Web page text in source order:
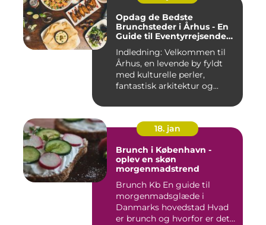
Opdag de Bedste
Brunchsteder i Århus - En
Guide til Eventyrrejsende
Indledning: Velkommen til
Århus, en levende by fyldt
med kulturelle perler,
fantastisk arkitektur og...
18. jan
Brunch i København -
oplev en skøn
morgenmadstrend
Brunch Kb En guide til
morgenmadsglæde i
Danmarks hovedstad Hvad
er brunch og hvorfor er det